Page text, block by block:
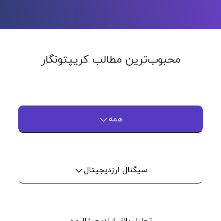
محبوب‌ترین مطالب کریپتونگار
همه
سیگنال ارزدیجیتال